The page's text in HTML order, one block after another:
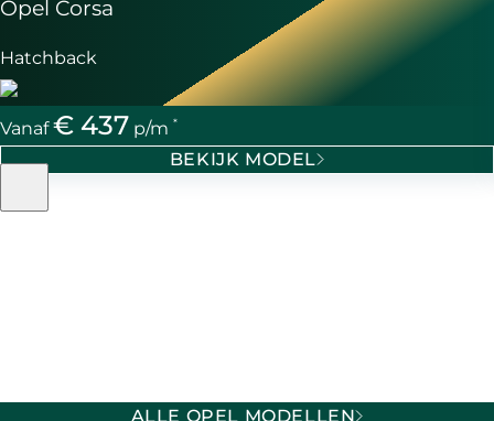
Opel Corsa
Hatchback
Vanaf€ 437 p/m *
BEKIJK MODEL
ALLE OPEL MODELLEN